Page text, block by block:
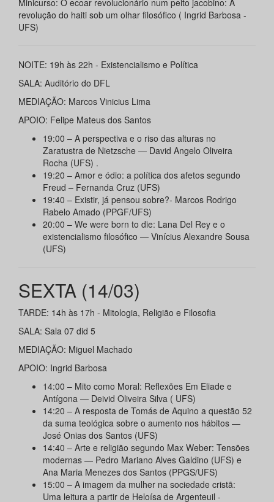
Minicurso: O ecoar revolucionário num peito jacobino: A
revolução do haiti sob um olhar filosófico ( Ingrid Barbosa -
UFS)
NOITE: 19h às 22h - Existencialismo e Política
SALA: Auditório do DFL
MEDIAÇÃO: Marcos Vinicius Lima
APOIO: Felipe Mateus dos Santos
19:00 – A perspectiva e o riso das alturas no
Zaratustra de Nietzsche — David Angelo Oliveira
Rocha (UFS) .
19:20 – Amor e ódio: a política dos afetos segundo
Freud – Fernanda Cruz (UFS)
19:40 – Existir, já pensou sobre?- Marcos Rodrigo
Rabelo Amado (PPGF/UFS)
20:00 – We were born to die: Lana Del Rey e o
existencialismo filosófico — Vinícius Alexandre Sousa
(UFS)
SEXTA (14/03)
TARDE: 14h às 17h - Mitologia, Religião e Filosofia
SALA: Sala 07 did 5
MEDIAÇÃO: Miguel Machado
APOIO: Ingrid Barbosa
14:00 – Mito como Moral: Reflexões Em Eliade e
Antígona — Deivid Oliveira Silva ( UFS)
14:20 – A resposta de Tomás de Aquino a questão 52
da suma teológica sobre o aumento nos hábitos —
José Onias dos Santos (UFS)
14:40 – Arte e religião segundo Max Weber: Tensões
modernas — Pedro Mariano Alves Galdino (UFS) e
Ana Maria Menezes dos Santos (PPGS/UFS)
15:00 – A imagem da mulher na sociedade cristã:
Uma leitura a partir de Heloísa de Argenteuil -